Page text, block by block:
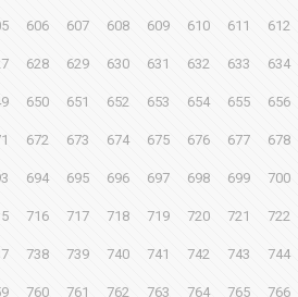
606 607 608 609 610 611 612
628 629 630 631 632 633 634
650 651 652 653 654 655 656
672 673 674 675 676 677 678
694 695 696 697 698 699 700
716 717 718 719 720 721 722
738 739 740 741 742 743 744
760 761 762 763 764 765 766